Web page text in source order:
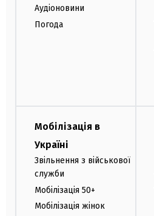
Аудіоновини
Погода
Мобілізація в
Україні
Звільнення з військової
служби
Мобілізація 50+
Мобілізація жінок